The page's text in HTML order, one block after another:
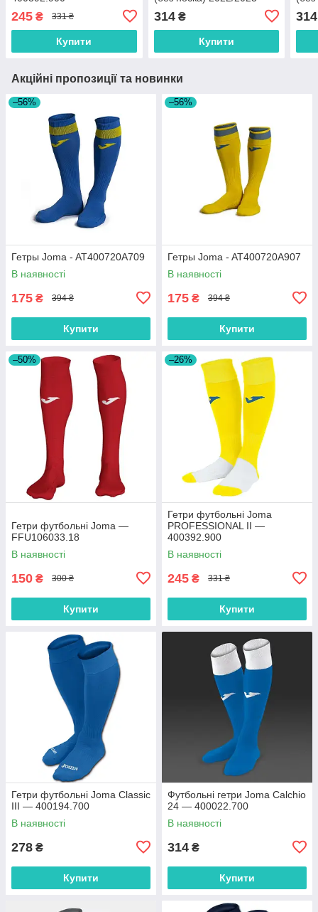
245 ₴ 331 ₴
Купити
314₴
Купити
314
Акційні пропозиції та новинки
–56%
Гетры Joma - AT400720A709
В наявності
175 ₴ 394 ₴
Купити
–56%
Гетры Joma - AT400720A907
В наявності
175 ₴ 394 ₴
Купити
–50%
Гетри футбольні Joma —
FFU106033.18
В наявності
150 ₴ 300 ₴
Купити
–26%
Гетри футбольні Joma
PROFESSIONAL II —
400392.900
В наявності
245 ₴ 331 ₴
Купити
Гетри футбольні Joma Classic
III — 400194.700
В наявності
278 ₴
Купити
Футбольні гетри Joma Calchio
24 — 400022.700
В наявності
314 ₴
Купити